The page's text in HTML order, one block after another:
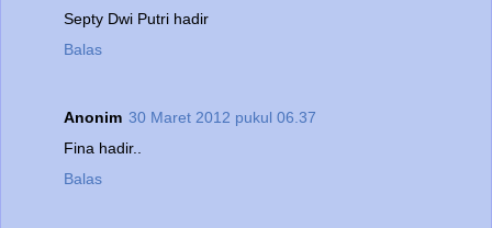
Septy Dwi Putri hadir
Balas
Anonim 30 Maret 2012 pukul 06.37
Fina hadir..
Balas